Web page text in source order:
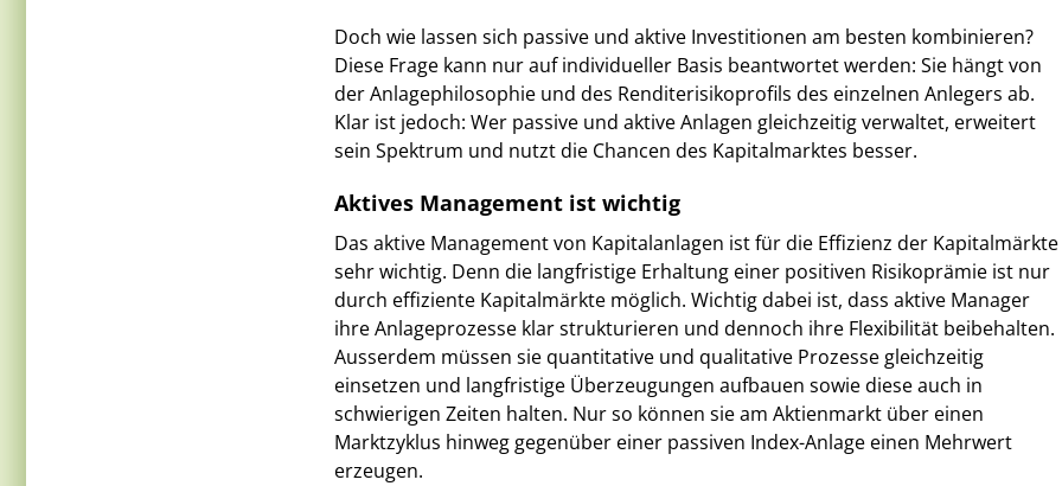
Doch wie lassen sich passive und aktive Investitionen am besten kombinieren?
Diese Frage kann nur auf individueller Basis beantwortet werden: Sie hängt von
der Anlagephilosophie und des Renditerisikoprofils des einzelnen Anlegers ab.
Klar ist jedoch: Wer passive und aktive Anlagen gleichzeitig verwaltet, erweitert
sein Spektrum und nutzt die Chancen des Kapitalmarktes besser.
Aktives Management ist wichtig
Das aktive Management von Kapitalanlagen ist für die Effizienz der Kapitalmärkte
sehr wichtig. Denn die langfristige Erhaltung einer positiven Risikoprämie ist nur
durch effiziente Kapitalmärkte möglich. Wichtig dabei ist, dass aktive Manager
ihre Anlageprozesse klar strukturieren und dennoch ihre Flexibilität beibehalten.
Ausserdem müssen sie quantitative und qualitative Prozesse gleichzeitig
einsetzen und langfristige Überzeugungen aufbauen sowie diese auch in
schwierigen Zeiten halten. Nur so können sie am Aktienmarkt über einen
Marktzyklus hinweg gegenüber einer passiven Index-Anlage einen Mehrwert
erzeugen.